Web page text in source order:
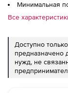
Минимальная
Все
Доступно
предназначено
нужд, не